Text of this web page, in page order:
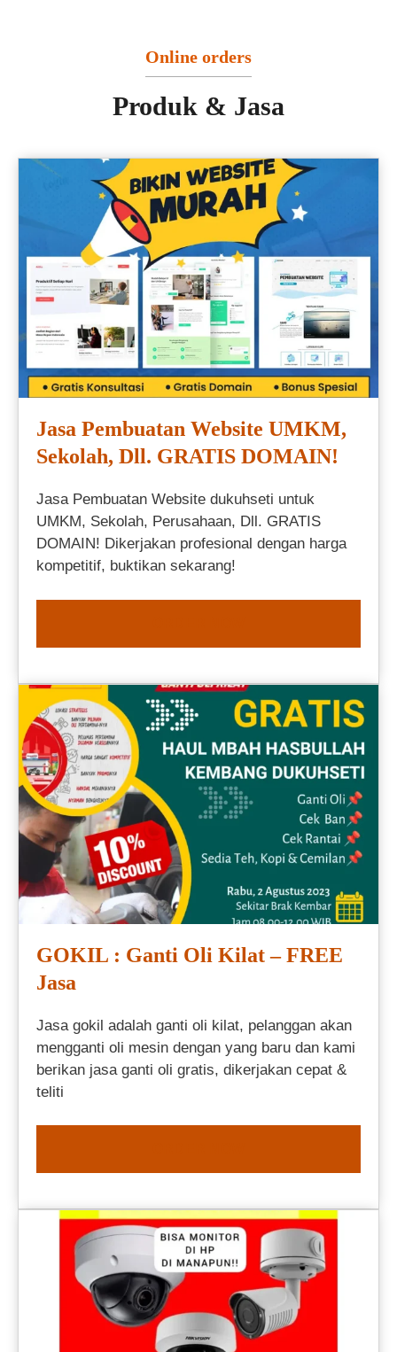
Online orders
Produk & Jasa
Jasa Pembuatan Website UMKM,
Sekolah, Dll. GRATIS DOMAIN!
Jasa Pembuatan Website dukuhseti untuk
UMKM, Sekolah, Perusahaan, Dll. GRATIS
DOMAIN! Dikerjakan profesional dengan harga
kompetitif, buktikan sekarang!
GOKIL : Ganti Oli Kilat – FREE
Jasa
Jasa gokil adalah ganti oli kilat, pelanggan akan
mengganti oli mesin dengan yang baru dan kami
berikan jasa ganti oli gratis, dikerjakan cepat &
teliti